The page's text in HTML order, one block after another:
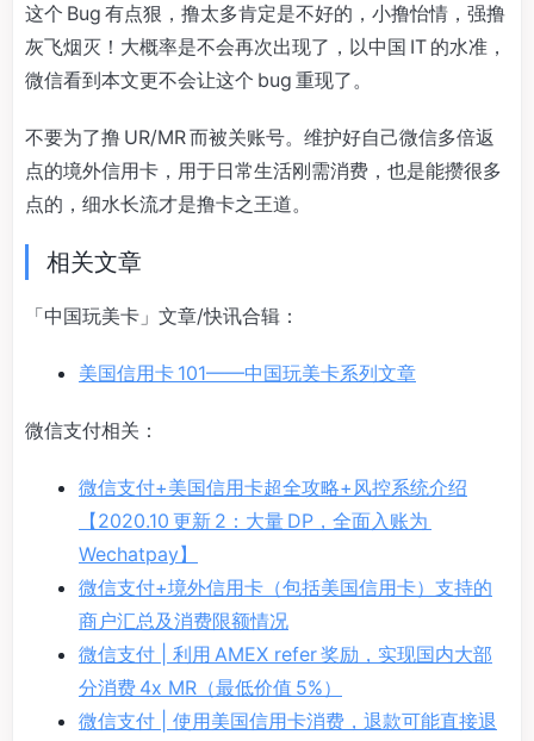
这个 Bug 有点狠，撸太多肯定是不好的，小撸怡情，强撸
灰飞烟灭！大概率是不会再次出现了，以中国 IT 的水准，
微信看到本文更不会让这个 bug 重现了。
不要为了撸 UR/MR 而被关账号。维护好自己微信多倍返
点的境外信用卡，用于日常生活刚需消费，也是能攒很多
点的，细水长流才是撸卡之王道。
相关文章
「中国玩美卡」文章/快讯合辑：
美国信用卡 101——中国玩美卡系列文章
微信支付相关：
微信支付+美国信用卡超全攻略+风控系统介绍
【2020.10 更新 2：大量 DP，全面入账为
Wechatpay】
微信支付+境外信用卡（包括美国信用卡）支持的
商户汇总及消费限额情况
微信支付 | 利用 AMEX refer 奖励，实现国内大部
分消费 4x MR（最低价值 5%）
微信支付 | 使用美国信用卡消费，退款可能直接退